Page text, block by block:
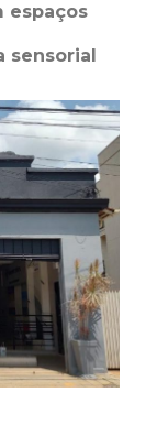
espaços
sensorial